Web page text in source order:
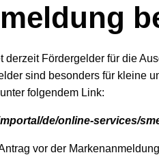
derzeit Fördergelder für die
sind besonders für kleine
folgendem Link:
de/online-services/
vor der